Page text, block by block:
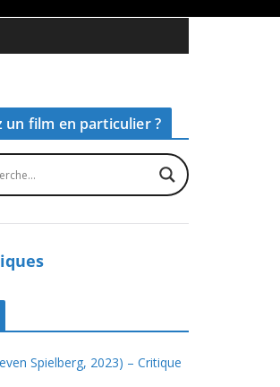
un film en particulier ?
Spielberg, 2023) – Critique